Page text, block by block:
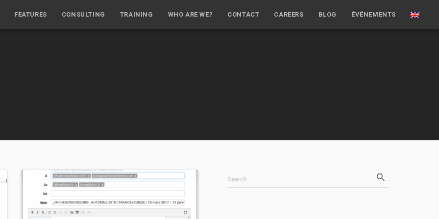
FEATURES CONSULTING TRAINING WHO ARE WE? CONTACT CAREERS BLOG ÉVÉNEMENTS
Search